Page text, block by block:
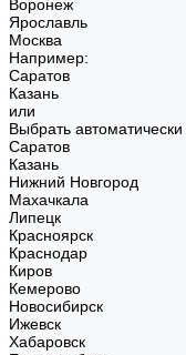
Воронеж
Ярославль
Москва
Например:
Саратов
Казань
или
Выбрать автоматически
Саратов
Казань
Нижний Новгород
Махачкала
Липецк
Красноярск
Краснодар
Киров
Кемерово
Новосибирск
Ижевск
Хабаровск